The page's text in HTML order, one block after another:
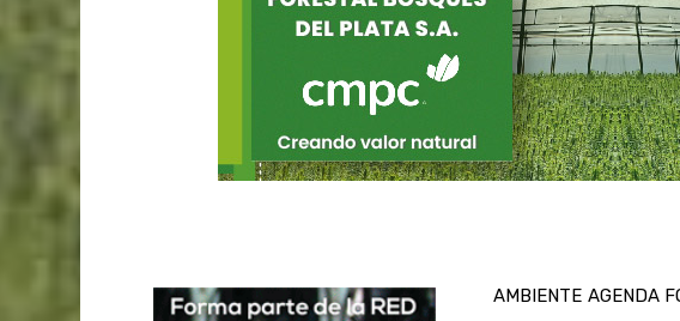
AMBIENTE AGENDA